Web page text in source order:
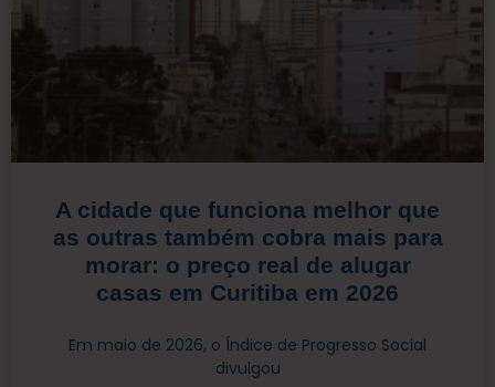
A cidade que funciona melhor que
as outras também cobra mais para
morar: o preço real de alugar
casas em Curitiba em 2026
Em maio de 2026, o Índice de Progresso Social
divulgou